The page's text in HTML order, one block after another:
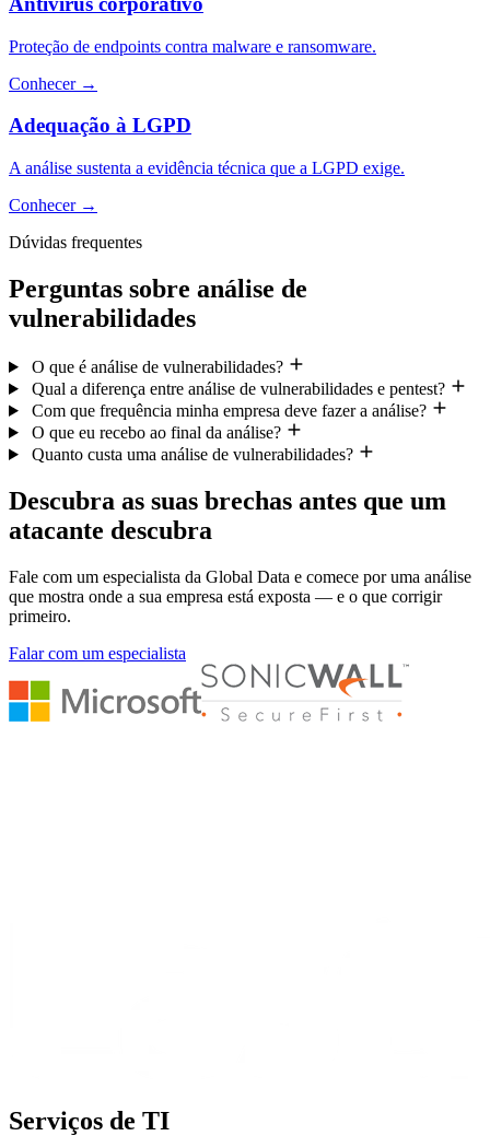
Proteção de endpoints contra malware e ransomware.
Conhecer →
Adequação à LGPD
A análise sustenta a evidência técnica que a LGPD exige.
Conhecer →
Dúvidas frequentes
Perguntas sobre análise de
vulnerabilidades
O que é análise de vulnerabilidades?
Qual a diferença entre análise de vulnerabilidades e pentest?
Com que frequência minha empresa deve fazer a análise?
O que eu recebo ao final da análise?
Quanto custa uma análise de vulnerabilidades?
Descubra as suas brechas antes que um
atacante descubra
Fale com um especialista da Global Data e comece por uma análise
que mostra onde a sua empresa está exposta — e o que corrigir
primeiro.
Falar com um especialista
Serviços de TI